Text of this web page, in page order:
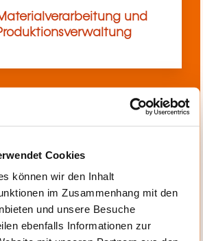
Cookies
können wir den Inhalt
im Zusammenhang mit den
und unsere Besuche
ebenfalls Informationen zur
und
Elektrotechnik,